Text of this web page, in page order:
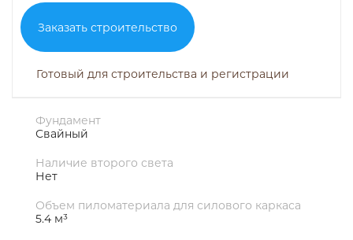
Заказать строительство
Готовый для строительства и регистрации
Фундамент
Свайный
Наличие второго света
Нет
Объем пиломатериала для силового каркаса
5.4 м³